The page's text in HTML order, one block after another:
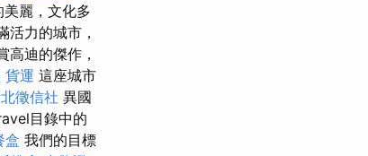
麗，文化多
活力的城市，
高迪的傑作，
貨運 這座城市
徵信社 異國
目錄中的
盒 我們的目標